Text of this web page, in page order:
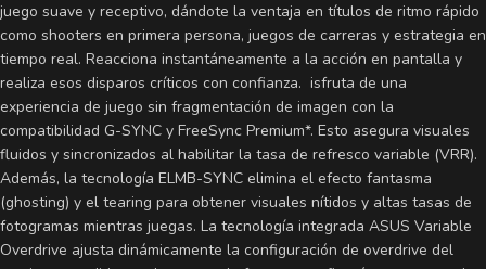
juego suave y receptivo, dándote la ventaja en títulos de ritmo rápido
como shooters en primera persona, juegos de carreras y estrategia en
tiempo real. Reacciona instantáneamente a la acción en pantalla y
realiza esos disparos críticos con confianza. isfruta de una
experiencia de juego sin fragmentación de imagen con la
compatibilidad G-SYNC y FreeSync Premium*. Esto asegura visuales
fluidos y sincronizados al habilitar la tasa de refresco variable (VRR).
Además, la tecnología ELMB-SYNC elimina el efecto fantasma
(ghosting) y el tearing para obtener visuales nítidos y altas tasas de
fotogramas mientras juegas. La tecnología integrada ASUS Variable
Overdrive ajusta dinámicamente la configuración de overdrive del